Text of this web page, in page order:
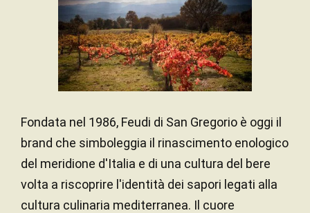
Fondata nel 1986, Feudi di San Gregorio è oggi il
brand che simboleggia il rinascimento enologico
del meridione d'Italia e di una cultura del bere
volta a riscoprire l'identità dei sapori legati alla
cultura culinaria mediterranea. Il cuore